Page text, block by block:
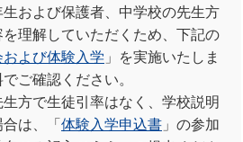
および保護者、中学校の先生方
理解していただくため、下記の
よび体験入学 」を実施いたしま
ご確認ください。
方で生徒引率はなく、学校説明
は、「 体験入学申込書 」の参加